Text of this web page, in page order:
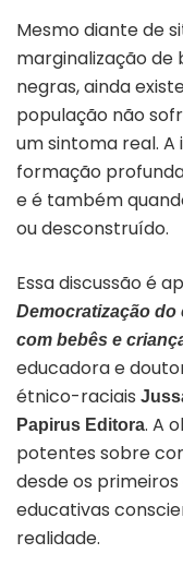
Mesmo diante de
marginalização de
negras, ainda
população não
um sintoma real.
formação
e é também
ou desconstruído.
Essa discussão é
Democratização
com bebês e
educadora e
étnico-raciais
Papirus Editora. A
potentes sobre
desde os
educativas
realidade.